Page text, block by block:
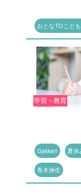
おとなTOこど
学習・教育
Gakken 夏休
青木伸生